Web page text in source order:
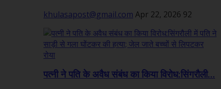
khulasapost@gmail.com Apr 22, 2026 92
पत्नी ने पति के अवैध संबंध का किया विरोध:सिंगरौली...